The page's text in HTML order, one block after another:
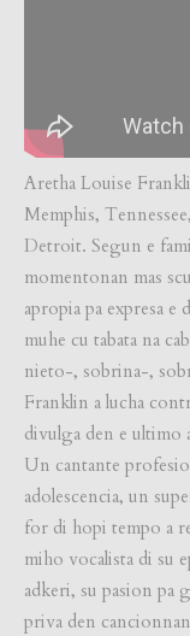
Aretha Louise
Memphis,
Detroit. Segun e
momentonan mas
apropia pa expresa
muhe cu tabata na
nieto-, sobrina-,
Franklin a lucha
divulga den e ultimo
Un cantante
adolescencia, un
for di hopi tempo a
miho vocalista di su
adkeri, su pasion pa
priva den